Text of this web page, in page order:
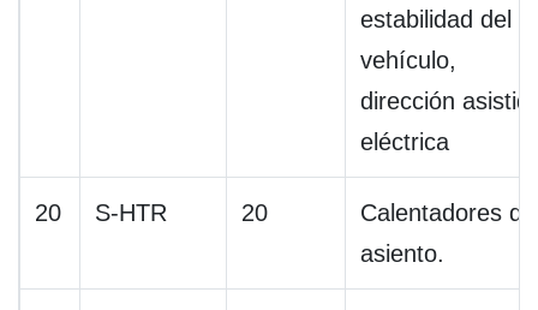
estabilidad del
vehículo,
dirección
eléctrica
20 S-HTR 20
Calentadores de
asiento.